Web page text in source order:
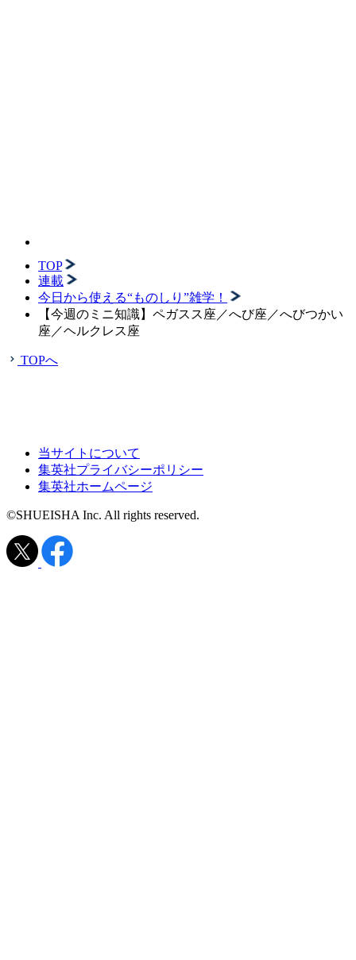
TOP
連載
今日から使える“ものしり”雑学！
【今週のミニ知識】ペガスス座／へび座／へびつかい
座／ヘルクレス座
TOPへ
当サイトについて
集英社プライバシーポリシー
集英社ホームページ
©SHUEISHA Inc. All rights reserved.